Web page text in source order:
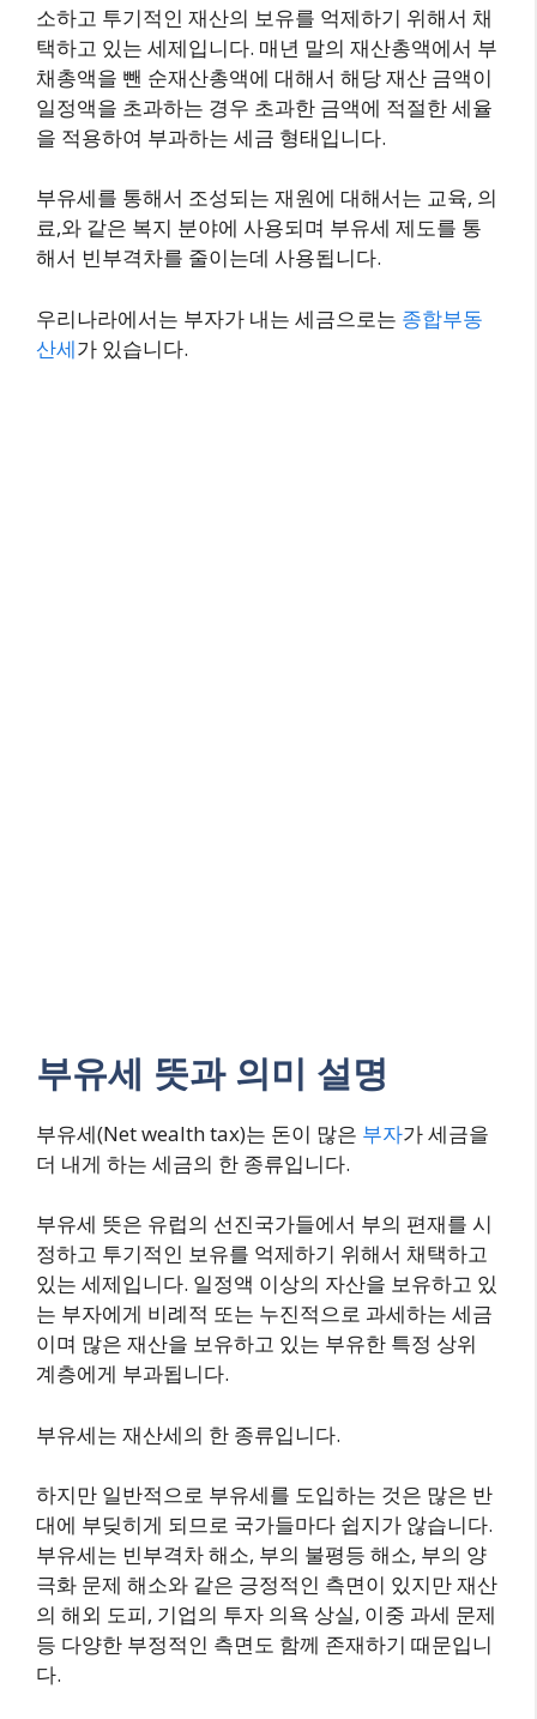
소하고 투기적인 재산의 보유를 억제하기 위해서 채
택하고 있는 세제입니다. 매년 말의 재산총액에서 부
채총액을 뺀 순재산총액에 대해서 해당 재산 금액이
일정액을 초과하는 경우 초과한 금액에 적절한 세율
을 적용하여 부과하는 세금 형태입니다.
부유세를 통해서 조성되는 재원에 대해서는 교육, 의
료,와 같은 복지 분야에 사용되며 부유세 제도를 통
해서 빈부격차를 줄이는데 사용됩니다.
우리나라에서는 부자가 내는 세금으로는 종합부동
산세가 있습니다.
부유세 뜻과 의미 설명
부유세(Net wealth tax)는 돈이 많은 부자가 세금을
더 내게 하는 세금의 한 종류입니다.
부유세 뜻은 유럽의 선진국가들에서 부의 편재를 시
정하고 투기적인 보유를 억제하기 위해서 채택하고
있는 세제입니다. 일정액 이상의 자산을 보유하고 있
는 부자에게 비례적 또는 누진적으로 과세하는 세금
이며 많은 재산을 보유하고 있는 부유한 특정 상위
계층에게 부과됩니다.
부유세는 재산세의 한 종류입니다.
하지만 일반적으로 부유세를 도입하는 것은 많은 반
대에 부딪히게 되므로 국가들마다 쉽지가 않습니다.
부유세는 빈부격차 해소, 부의 불평등 해소, 부의 양
극화 문제 해소와 같은 긍정적인 측면이 있지만 재산
의 해외 도피, 기업의 투자 의욕 상실, 이중 과세 문제
등 다양한 부정적인 측면도 함께 존재하기 때문입니
다.